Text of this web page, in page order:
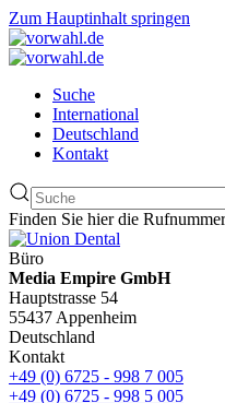
Zum Hauptinhalt springen
Suche
International
Deutschland
Kontakt
Finden Sie hier die
Büro
Media Empire GmbH
Hauptstrasse 54
55437 Appenheim
Deutschland
Kontakt
+49 (0) 6725 - 998 7 005
+49 (0) 6725 - 998 5 005